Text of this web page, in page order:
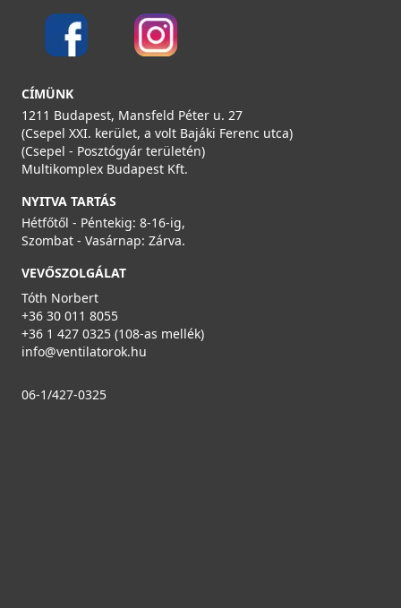
CÍMÜNK
1211 Budapest, Mansfeld Péter u. 27
(Csepel XXI. kerület, a volt Bajáki Ferenc utca)
(Csepel - Posztógyár területén)
Multikomplex Budapest Kft.
NYITVA TARTÁS
Hétfőtől - Péntekig: 8-16-ig,
Szombat - Vasárnap: Zárva.
VEVŐSZOLGÁLAT
Tóth Norbert
+36 30 011 8055
+36 1 427 0325 (108-as mellék)
info@ventilatorok.hu
06-1/427-0325